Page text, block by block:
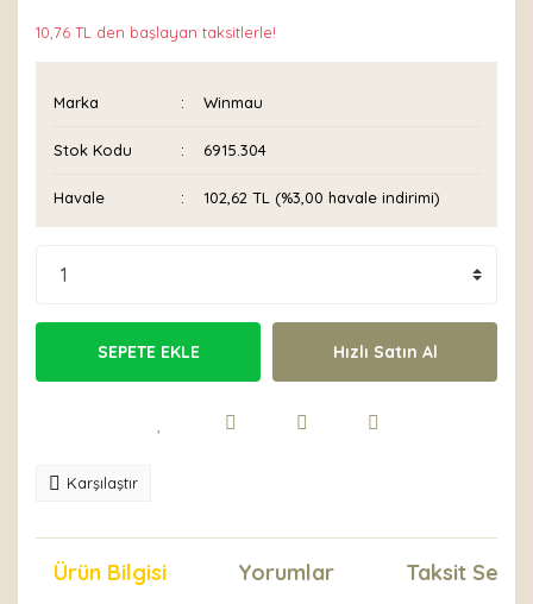
10,76 TL den başlayan taksitlerle!
Marka Winmau
Stok Kodu 6915.304
Havale 102,62 TL (%3,00 havale indirimi)
SEPETE EKLE Hızlı Satın Al
Karşılaştır
Ürün Bilgisi Yorumlar Taksit